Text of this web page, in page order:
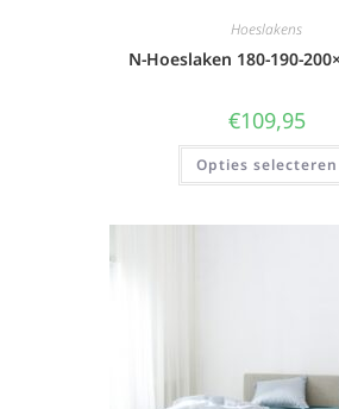
Hoeslakens
N-Hoeslaken 180-190-
€109,95
Opties selecteren